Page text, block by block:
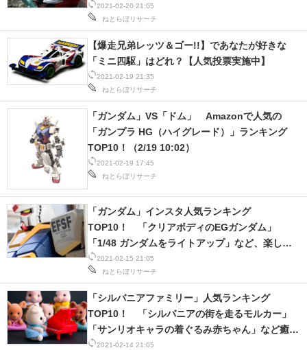
IT製品の技術・比較・事例
製造業のIT導入・活用を支援
モノづくり技術者専門サイト
エレクトロニクス専門サイト
電子設計の基本と応用
エネルギーの専門メディア
建設×テクノロジーの最前線
ちょっと気になるネットの話題
2021-02-20 21:05
ねとらぼリサーチ
ング・バレンタインデーモデル」など、アイデア
が光る作品に大注目！
2021-02-19 21:35
ねとらぼリサーチ
【爆走兄弟レッツ＆ゴー!!】であなたが好きな
「ミニ四駆」はどれ？【人気投票実施中】
2021-02-19 17:45
ねとらぼリサーチ
「ガンダム」VS「ドム」 Amazonで人気の
「ガンプラ HG（ハイグレード）」ランキング
TOP10！（2/19 10:02）
2021-02-15 21:05
ねとらぼリサーチ
「ガンダム」インスタ人気ランキング
TOP10！ 「クリアボディのEGガンダム」
「1/48 ガンダムをライトアップ」など、楽しい
投稿が満載！
2021-02-14 21:05
「シルバニアファミリー」人気ランキング
TOP10！ 「シルバニアの街を走るモルカー」
「サンリオキャラの着ぐるみ赤ちゃん」など癒さ
れる投稿が満載！